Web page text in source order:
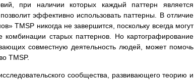
при наличии которых каждый паттерн является
эффективно использовать паттерны. В отличие
TMSP никогда не завершится, поскольку всегда могут
старых паттернов. Но картографирование
совместную деятельность людей, может помочь
TMSP.
сообщества, развивающего теорию и